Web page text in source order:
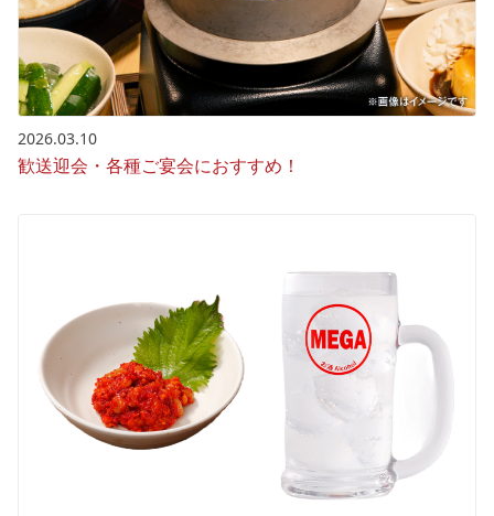
2026.03.10
歓送迎会・各種ご宴会におすすめ！